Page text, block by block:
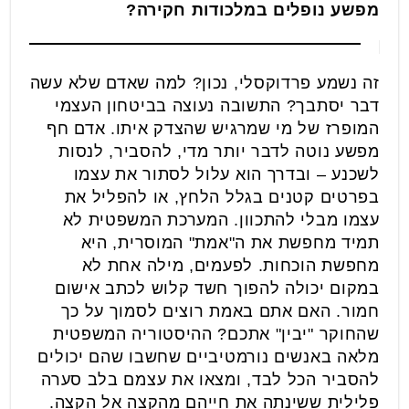
מפשע נופלים במלכודות חקירה?
זה נשמע פרדוקסלי, נכון? למה שאדם שלא עשה
דבר יסתבך? התשובה נעוצה בביטחון העצמי
המופרז של מי שמרגיש שהצדק איתו. אדם חף
מפשע נוטה לדבר יותר מדי, להסביר, לנסות
לשכנע – ובדרך הוא עלול לסתור את עצמו
בפרטים קטנים בגלל הלחץ, או להפליל את
עצמו מבלי להתכוון. המערכת המשפטית לא
תמיד מחפשת את ה"אמת" המוסרית, היא
מחפשת הוכחות. לפעמים, מילה אחת לא
במקום יכולה להפוך חשד קלוש לכתב אישום
חמור. האם אתם באמת רוצים לסמוך על כך
שהחוקר "יבין" אתכם? ההיסטוריה המשפטית
מלאה באנשים נורמטיביים שחשבו שהם יכולים
להסביר הכל לבד, ומצאו את עצמם בלב סערה
פלילית ששינתה את חייהם מהקצה אל הקצה.